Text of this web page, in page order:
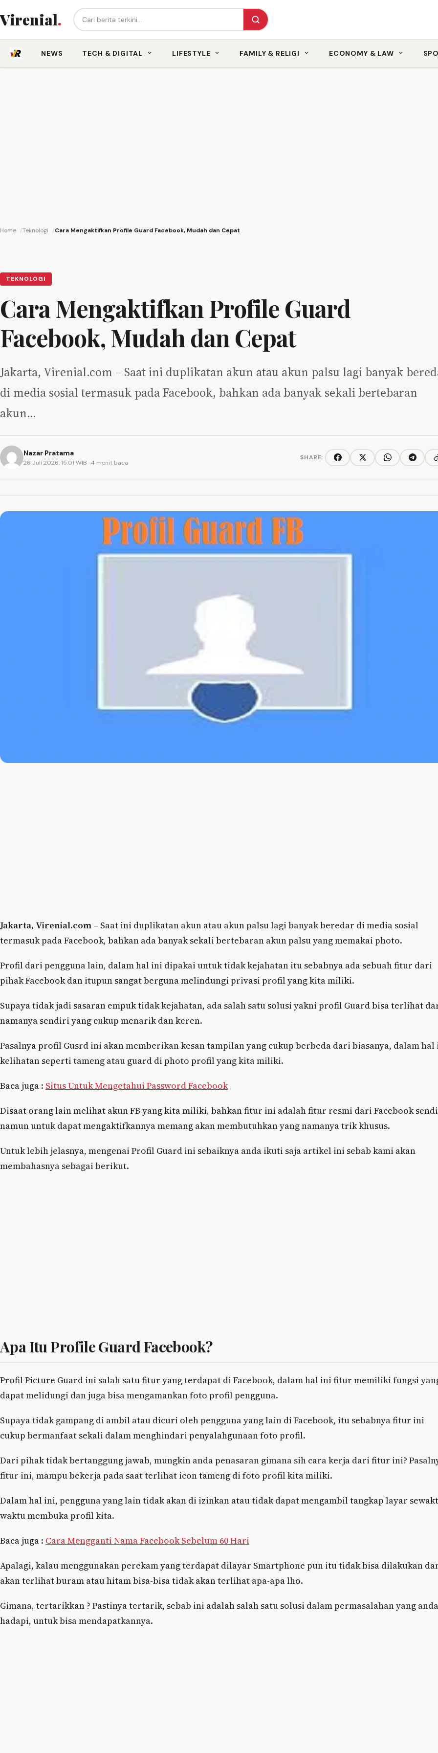
Virenial. Cari berita...
NEWS TECH & DIGITAL LIFESTYLE FAMILY & RELIGI ECONOMY & LAW
Home Teknologi Cara Mengaktifkan Profile Guard Facebook, Mudah dan Cepat
TEKNOLOGI
Cara Mengaktifkan Profile Guard
Facebook, Mudah dan Cepat
Jakarta, Virenial.com – Saat ini duplikatan akun atau akun palsu lagi banyak
di media sosial termasuk pada Facebook, bahkan ada banyak sekali bertebaran
akun…
Nazar Pratama
26 Juli 2026, 15:01 WIB · 4 menit baca
SHARE: FacebookTwitter/XWhatsAppTelegram
Jakarta, Virenial.com – Saat ini duplikatan akun atau akun palsu lagi banyak beredar di media sosial
termasuk pada Facebook, bahkan ada banyak sekali bertebaran akun palsu yang memakai photo.
Profil dari pengguna lain, dalam hal ini dipakai untuk tidak kejahatan itu sebabnya ada sebuah fitur dari
pihak Facebook dan itupun sangat berguna melindungi privasi profil yang kita miliki.
Supaya tidak jadi sasaran empuk tidak kejahatan, ada salah satu solusi yakni profil Guard bisa terlihat
namanya sendiri yang cukup menarik dan keren.
Pasalnya profil Gusrd ini akan memberikan kesan tampilan yang cukup berbeda dari biasanya, dalam
kelihatan seperti tameng atau guard di photo profil yang kita miliki.
Baca juga : Situs Untuk Mengetahui Password Facebook
Disaat orang lain melihat akun FB yang kita miliki, bahkan fitur ini adalah fitur resmi dari Facebook
namun untuk dapat mengaktifkannya memang akan membutuhkan yang namanya trik khusus.
Untuk lebih jelasnya, mengenai Profil Guard ini sebaiknya anda ikuti saja artikel ini sebab kami akan
membahasnya sebagai berikut.
Apa Itu Profile Guard Facebook?
Profil Picture Guard ini salah satu fitur yang terdapat di Facebook, dalam hal ini fitur memiliki fungsi
dapat melidungi dan juga bisa mengamankan foto profil pengguna.
Supaya tidak gampang di ambil atau dicuri oleh pengguna yang lain di Facebook, itu sebabnya fitur ini
cukup bermanfaat sekali dalam menghindari penyalahgunaan foto profil.
Dari pihak tidak bertanggung jawab, mungkin anda penasaran gimana sih cara kerja dari fitur ini?
fitur ini, mampu bekerja pada saat terlihat icon tameng di foto profil kita miliki.
Dalam hal ini, pengguna yang lain tidak akan di izinkan atau tidak dapat mengambil tangkap layar
waktu membuka profil kita.
Baca juga : Cara Mengganti Nama Facebook Sebelum 60 Hari
Apalagi, kalau menggunakan perekam yang terdapat dilayar Smartphone pun itu tidak bisa dilakukan
akan terlihat buram atau hitam bisa-bisa tidak akan terlihat apa-apa lho.
Gimana, tertarikkan ? Pastinya tertarik, sebab ini adalah salah satu solusi dalam permasalahan yang anda
hadapi, untuk bisa mendapatkannya.